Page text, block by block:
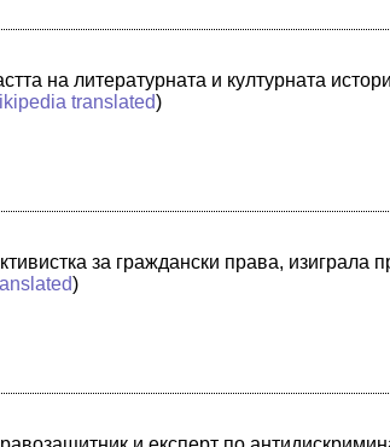
на литературната и културната
translated)
за граждански права, изиграла
)